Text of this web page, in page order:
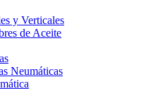
y Verticales
de Aceite
Neumáticas